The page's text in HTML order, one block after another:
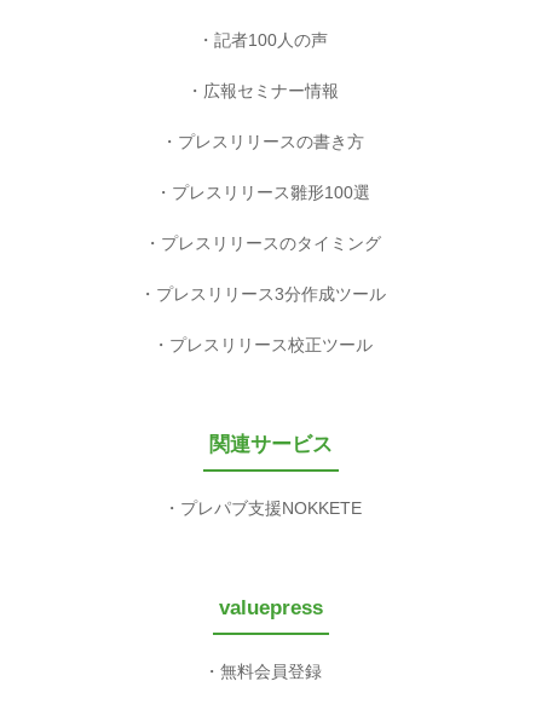
記者100人の声
広報セミナー情報
プレスリリースの書き方
プレスリリース雛形100選
プレスリリースのタイミング
プレスリリース3分作成ツール
プレスリリース校正ツール
関連サービス
プレパブ支援NOKKETE
valuepress
無料会員登録